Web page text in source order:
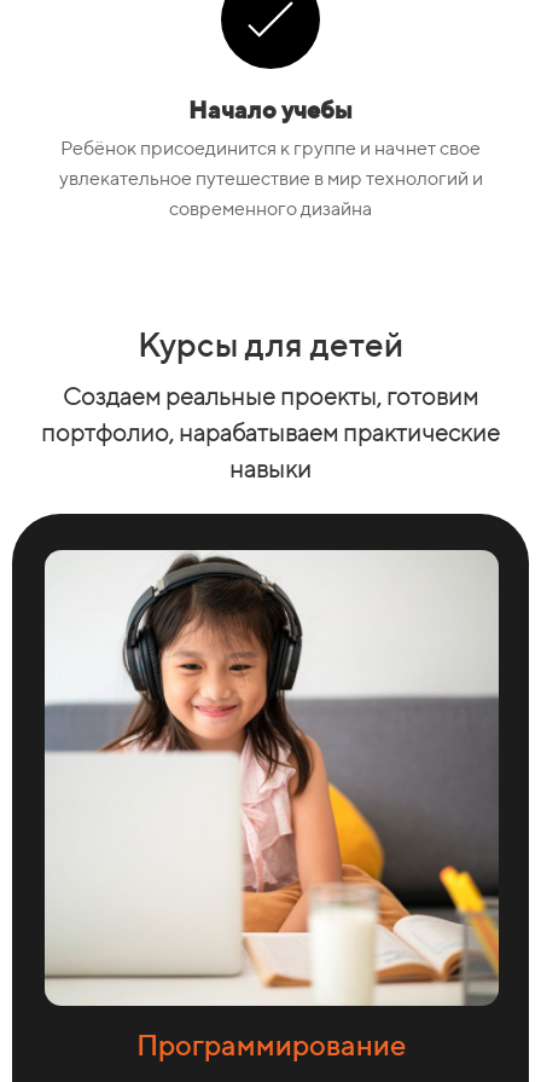
Начало учебы
Ребёнок присоединится к группе и начнет свое
увлекательное путешествие в мир технологий и
современного дизайна
Курсы для детей
Cоздаем реальные проекты, готовим
портфолио, нарабатываем практические
навыки
Программирование